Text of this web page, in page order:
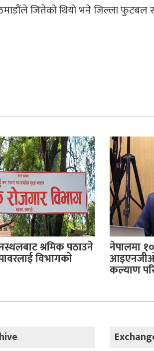
जितेको थियो भने जिल्ला फुटबल
श्रमिक पठाउने
विभागको
नेपालमा
आइएनजीओ
कल्याण